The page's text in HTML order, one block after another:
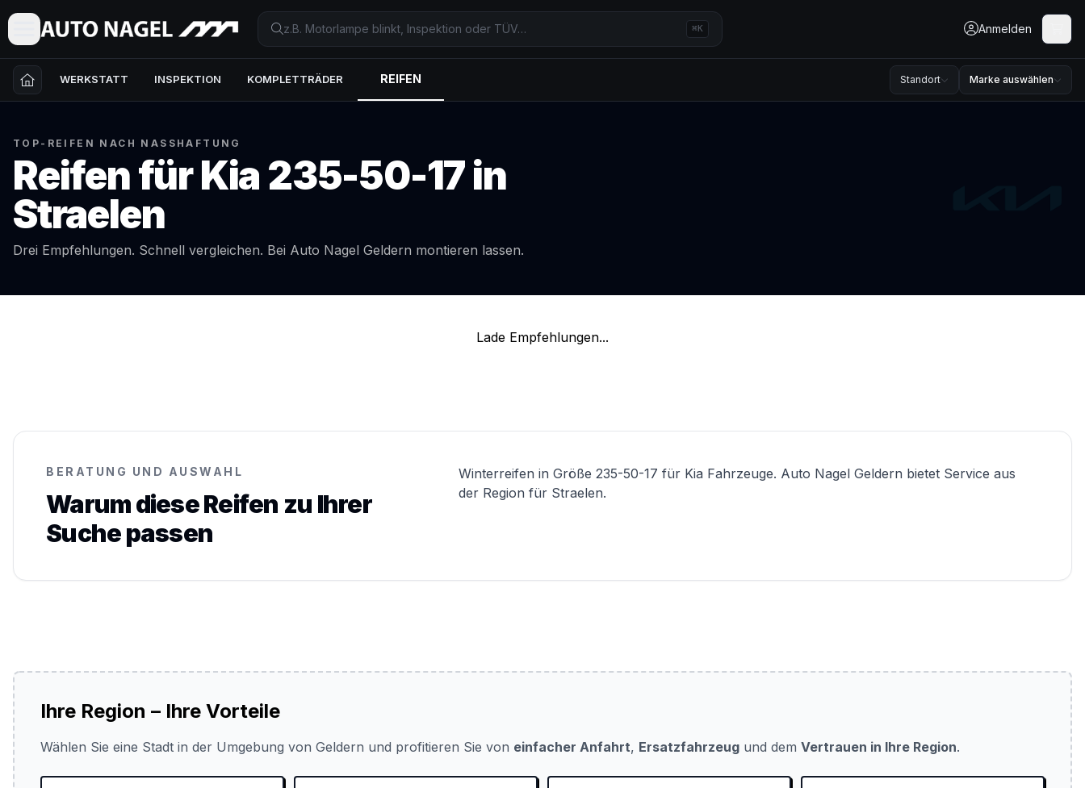
⌘K Anmelden
WERKSTATT INSPEKTION KOMPLETTRÄDER REIFEN Standort Marke auswählen
TOP-REIFEN NACH NASSHAFTUNG
Reifen fürKia 235-50-17in
Straelen
Drei Empfehlungen. Schnell vergleichen. Bei Auto Nagel Geldern montieren lassen.
Lade Empfehlungen...
BERATUNG UND AUSWAHL
Warum diese Reifen zu Ihrer
Suche passen
Winterreifen in Größe 235-50-17 für Kia Fahrzeuge. Auto Nagel Geldern bietet Service aus
der Region für Straelen.
Ihre Region – Ihre Vorteile
Wählen Sie eine Stadt in der Umgebung von Geldern und profitieren Sie von einfacher Anfahrt, Ersatzfahrzeug und dem Vertrauen in Ihre Region.